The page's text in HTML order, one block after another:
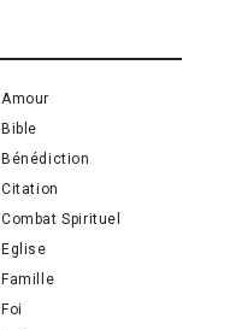
Amour
Bible
Bénédiction
Citation
Combat Spirituel
Eglise
Famille
Foi